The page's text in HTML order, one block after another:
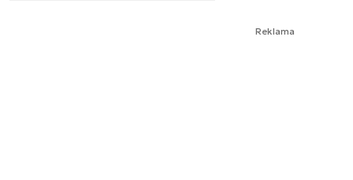
Reklama